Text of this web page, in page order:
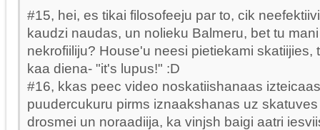
#15, hei, es tikai filosofeeju par to, cik
kaudzi naudas, un nolieku Balmeru, bet tu
nekrofiiliju? House'u neesi pietiekami skatiijies,
kaa diena- "it's lupus!" :D
#16, kkas peec video noskatiishanaas
puudercukuru pirms iznaakshanas uz
drosmei un noraadiija, ka vinjsh baigi aatri